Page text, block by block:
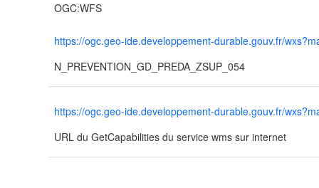
OGC:WFS
https://ogc.geo-ide.developpement-durable.gouv.fr/
N_PREVENTION_GD_PREDA_ZSUP_054
https://ogc.geo-ide.developpement-durable.gouv.fr/
URL du GetCapabilities du service wms sur internet